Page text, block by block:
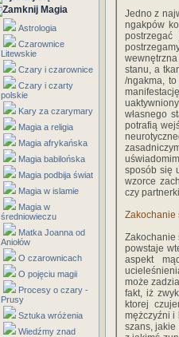
Magia
Astrologia
Czarownice
Litewskie
Czary i czarownice
Czary i czarty
polskie
Kary za czarymary
Magia a religia
Magia afrykańska
Magia babilońska
Magia podbija świat
Magia w islamie
Magia w
średniowieczu
Matka Joanna od
Aniołów
O czarownicach
O pojęciu magii
Procesy o czary -
Prusy
Sztuka wróżenia
Wiedźmy znad
Jedno z
ngakpów
stanu, a
/ngakma,
własnego
potrafią
sposób się
wzorce
czy
Zakochanie
Zakochanie
powstaje
aspekt
może
fakt, iż
ktorej
mężczyźni i
szans, jakie